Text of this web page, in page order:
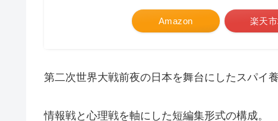
Amazon 楽天
第二次世界大戦前夜の日本を舞台にしたスパイ
情報戦と心理戦を軸にした短編集形式の構成。